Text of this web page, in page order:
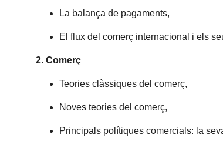
La balança de pagaments,
El flux del comerç internacional i els
2. Comerç
Teories clàssiques del comerç,
Noves teories del comerç,
Principals polítiques comercials: la